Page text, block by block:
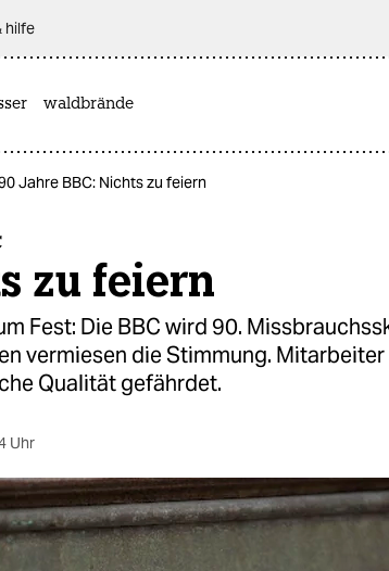
hilfe
waldbrände
Jahre BBC: Nichts zu feiern
zu feiern
Fest: Die BBC wird 90.
vermiesen die Stimmung. Mitarbeiter
Qualität gefährdet.
Uhr